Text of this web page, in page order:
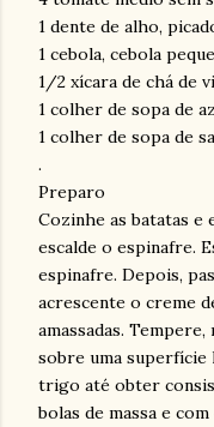
1 dente de alho,
1 cebola, cebola
1/2 xícara de chá de
1 colher de sopa de
1 colher de sopa de
.
Preparo
Cozinhe as batatas e
escalde o espinafre.
espinafre. Depois,
acrescente o creme
amassadas.
sobre uma superfície
trigo até obter
bolas de massa e